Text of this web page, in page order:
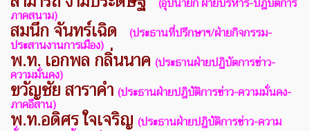
ภาคสนาม)
สมนึก จันทร์เฉิด (ประธานที่ปรีกษาฯ/ฝ่ายกิจกรรม-
ประสานงานการเมือง)
พ.ท. เอกพล กลิ่นนาค (ประธานฝ่ายปฏิบัตการข่าว-
ความมั่นคง)
ขวัญชัย สาราคำ (ประธานฝ่ายปฎิบัติการข่าว-ความมั่นคง-
ภาคอีสาน)
พ.ท.อดิศร ใจเจริญ (ประธานฝ่ายปฎิบัติการข่าว-ความ